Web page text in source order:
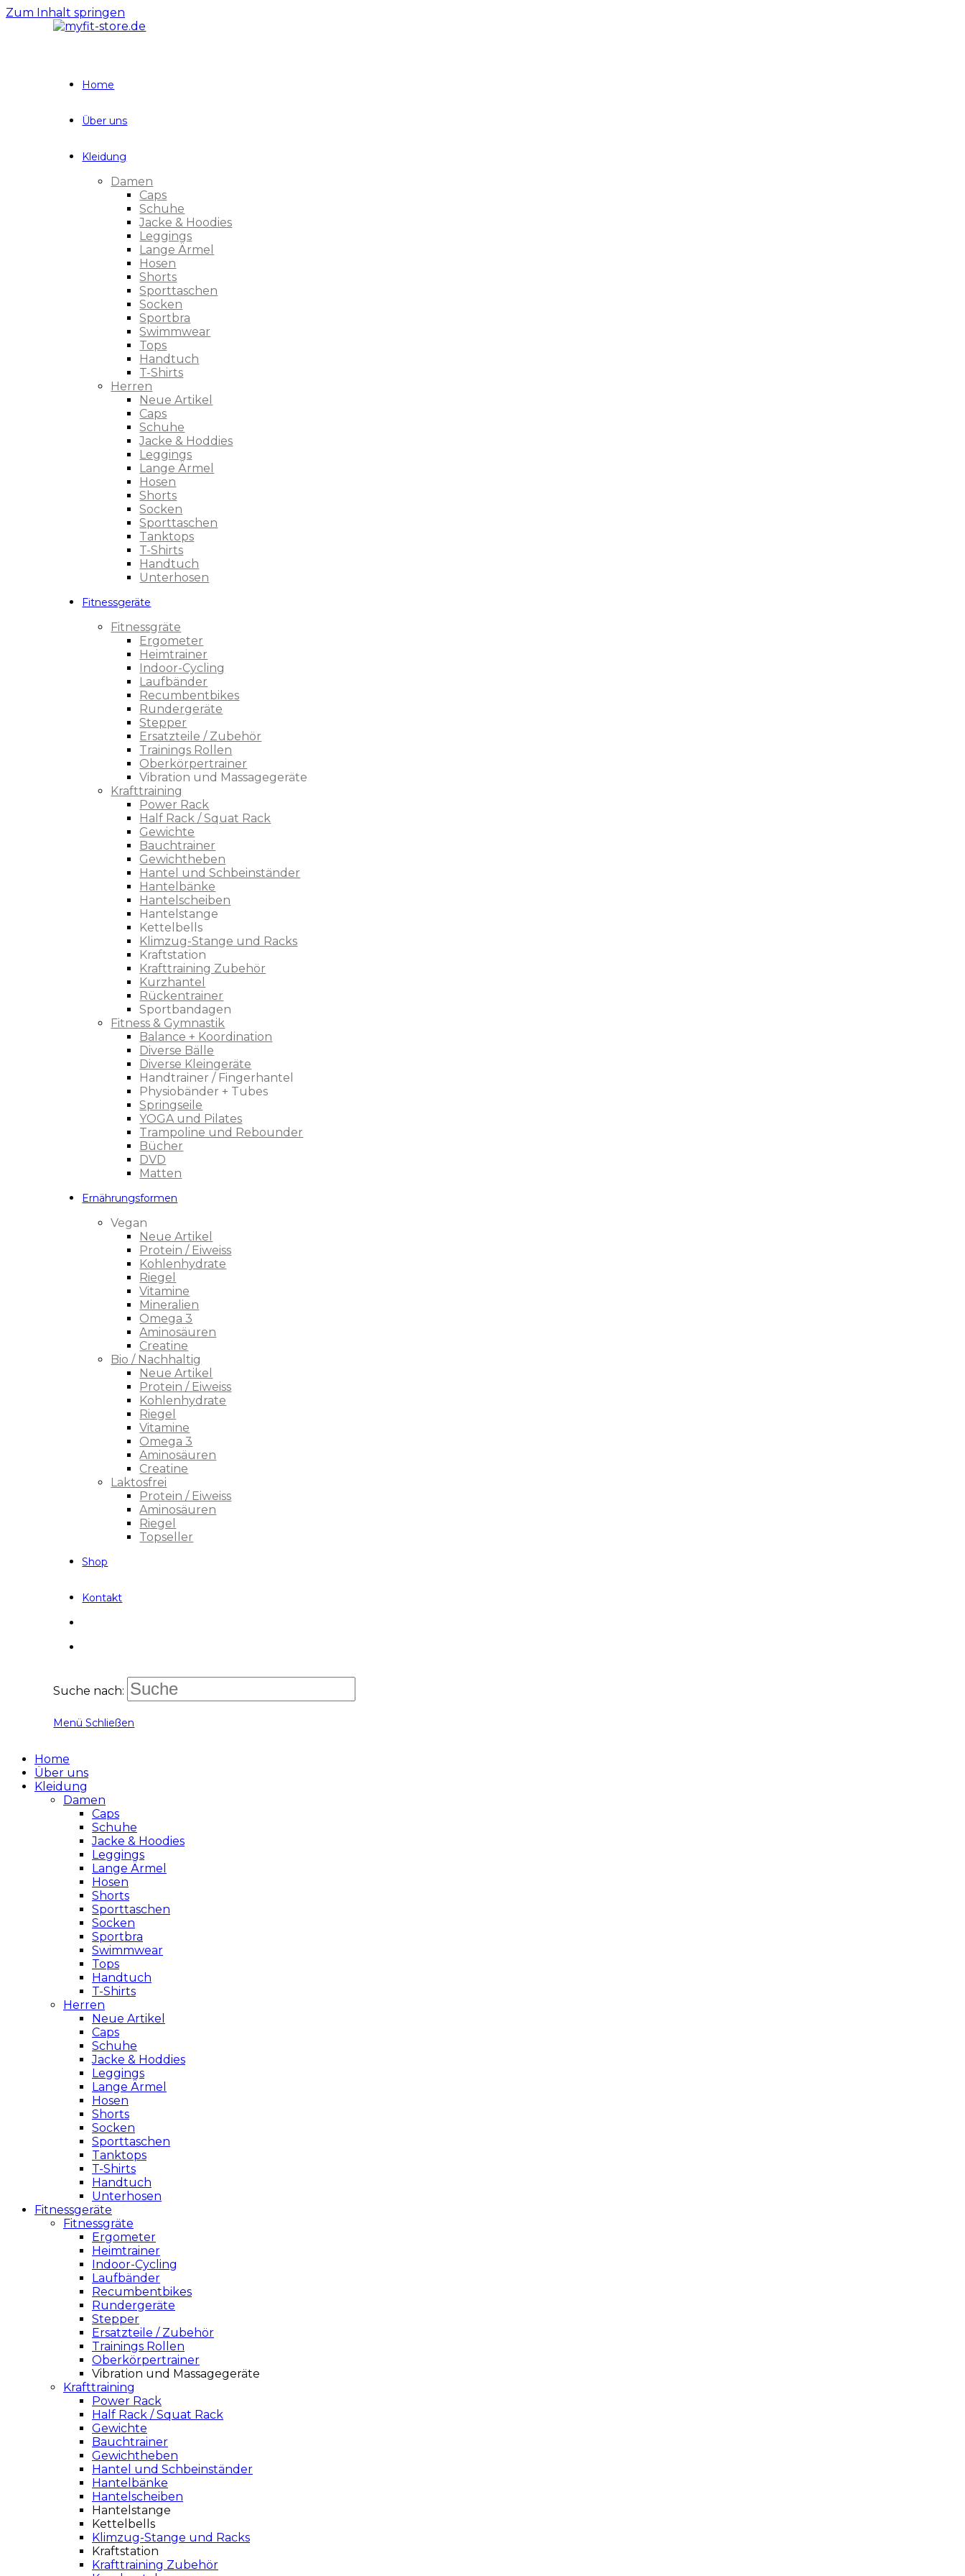
Zum Inhalt springen
Home
Über uns
Kleidung
Damen
Caps
Schuhe
Jacke & Hoodies
Leggings
Lange Ärmel
Hosen
Shorts
Sporttaschen
Socken
Sportbra
Swimmwear
Tops
Handtuch
T-Shirts
Herren
Neue Artikel
Caps
Schuhe
Jacke & Hoddies
Leggings
Lange Ärmel
Hosen
Shorts
Socken
Sporttaschen
Tanktops
T-Shirts
Handtuch
Unterhosen
Fitnessgeräte
Fitnessgräte
Ergometer
Heimtrainer
Indoor-Cycling
Laufbänder
Recumbentbikes
Rundergeräte
Stepper
Ersatzteile / Zubehör
Trainings Rollen
Oberkörpertrainer
Vibration und Massagegeräte
Krafttraining
Power Rack
Half Rack / Squat Rack
Gewichte
Bauchtrainer
Gewichtheben
Hantel und Schbeinständer
Hantelbänke
Hantelscheiben
Hantelstange
Kettelbells
Klimzug-Stange und Racks
Kraftstation
Krafttraining Zubehör
Kurzhantel
Rückentrainer
Sportbandagen
Fitness & Gymnastik
Balance + Koordination
Diverse Bälle
Diverse Kleingeräte
Handtrainer / Fingerhantel
Physiobänder + Tubes
Springseile
YOGA und Pilates
Trampoline und Rebounder
Bücher
DVD
Matten
Ernährungsformen
Vegan
Neue Artikel
Protein / Eiweiss
Kohlenhydrate
Riegel
Vitamine
Mineralien
Omega 3
Aminosäuren
Creatine
Bio / Nachhaltig
Neue Artikel
Protein / Eiweiss
Kohlenhydrate
Riegel
Vitamine
Omega 3
Aminosäuren
Creatine
Laktosfrei
Protein / Eiweiss
Aminosäuren
Riegel
Topseller
Shop
Kontakt
Suche nach:
Menü Schließen
Home
Über uns
Kleidung
Damen
Caps
Schuhe
Jacke & Hoodies
Leggings
Lange Ärmel
Hosen
Shorts
Sporttaschen
Socken
Sportbra
Swimmwear
Tops
Handtuch
T-Shirts
Herren
Neue Artikel
Caps
Schuhe
Jacke & Hoddies
Leggings
Lange Ärmel
Hosen
Shorts
Socken
Sporttaschen
Tanktops
T-Shirts
Handtuch
Unterhosen
Fitnessgeräte
Fitnessgräte
Ergometer
Heimtrainer
Indoor-Cycling
Laufbänder
Recumbentbikes
Rundergeräte
Stepper
Ersatzteile / Zubehör
Trainings Rollen
Oberkörpertrainer
Vibration und Massagegeräte
Krafttraining
Power Rack
Half Rack / Squat Rack
Gewichte
Bauchtrainer
Gewichtheben
Hantel und Schbeinständer
Hantelbänke
Hantelscheiben
Hantelstange
Kettelbells
Klimzug-Stange und Racks
Kraftstation
Krafttraining Zubehör